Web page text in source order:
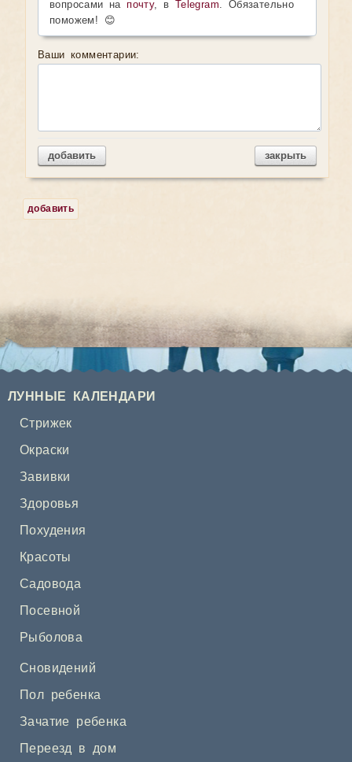
вопросами напочту, в Telegram. Обязательно
поможем! 😊
Ваши комментарии:
добавить закрыть
добавить
ЛУННЫЕ КАЛЕНДАРИ
Стрижек
Окраски
Завивки
Здоровья
Похудения
Красоты
Садовода
Посевной
Рыболова
Сновидений
Пол ребенка
Зачатие ребенка
Переезд в дом